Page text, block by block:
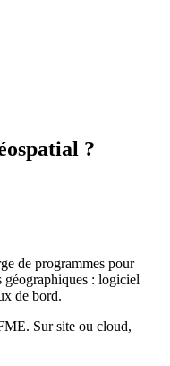
?
de programmes pour
géographiques : logiciel
de bord.
Sur site ou cloud,